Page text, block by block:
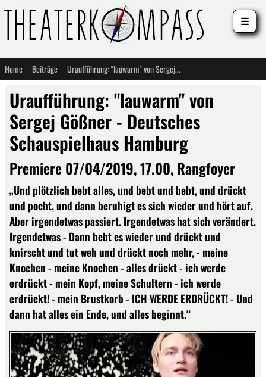
Home Beiträge Uraufführung: "lauwarm" von Sergej Gößner - Deutsches Schauspielhaus Hamburg
Uraufführung: "lauwarm" von
Sergej Gößner - Deutsches
Schauspielhaus Hamburg
Premiere 07/04/2019, 17.00, Rangfoyer
„Und plötzlich bebt alles, und bebt und bebt, und drückt
und pocht, und dann beruhigt es sich wieder und hört auf.
Aber irgendetwas passiert. Irgendetwas hat sich verändert.
Irgendetwas - Dann bebt es wieder und drückt und
knirscht und tut weh und drückt noch mehr, - meine
Knochen - meine Knochen - alles drückt - ich werde
erdrückt - mein Kopf, meine Schultern - ich werde
erdrückt! - mein Brustkorb - ICH WERDE ERDRÜCKT! - Und
dann hat alles ein Ende, und alles beginnt.“
☰